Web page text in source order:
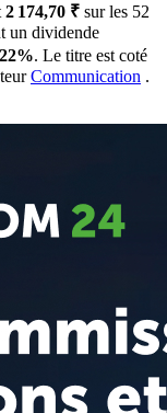
2 174,70 ₹ sur les 52
un dividende
. Le titre est coté
Communication .